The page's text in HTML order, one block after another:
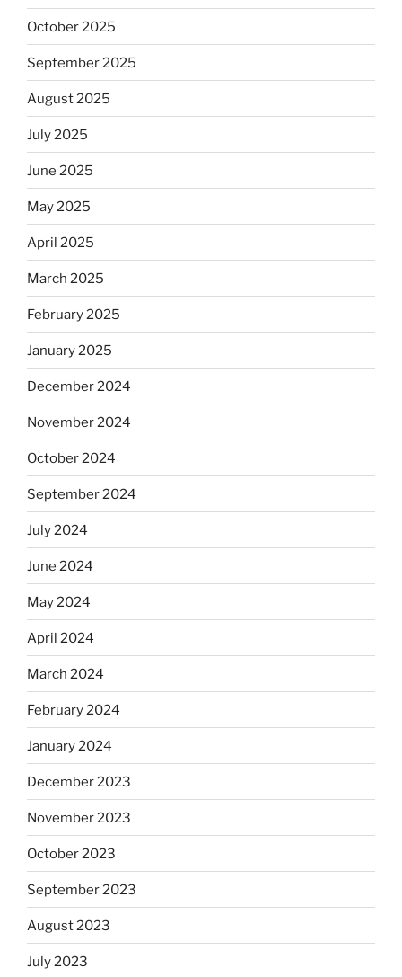
October 2025
September 2025
August 2025
July 2025
June 2025
May 2025
April 2025
March 2025
February 2025
January 2025
December 2024
November 2024
October 2024
September 2024
July 2024
June 2024
May 2024
April 2024
March 2024
February 2024
January 2024
December 2023
November 2023
October 2023
September 2023
August 2023
July 2023